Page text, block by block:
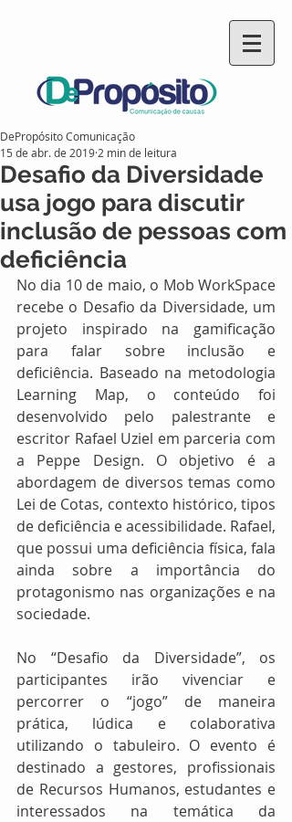
Desafio da Diversidade
usa jogo para discutir
inclusão de pessoas com
deficiência
DePropósito Comunicação
15 de abr. de 2019 2 min de leitura
No dia 10 de maio, o Mob WorkSpace
recebe o Desafio da Diversidade, um
projeto inspirado na gamificação
para falar sobre inclusão e
deficiência. Baseado na metodologia
Learning Map, o conteúdo foi
desenvolvido pelo palestrante e
escritor Rafael Uziel em parceria com
a Peppe Design. O objetivo é a
abordagem de diversos temas como
Lei de Cotas, contexto histórico, tipos
de deficiência e acessibilidade. Rafael,
que possui uma deficiência física, fala
ainda sobre a importância do
protagonismo nas organizações e na
sociedade.
No “Desafio da Diversidade”, os
participantes irão vivenciar e
percorrer o “jogo” de maneira
prática, lúdica e colaborativa
utilizando o tabuleiro. O evento é
destinado a gestores, profissionais
de Recursos Humanos, estudantes e
interessados na temática da